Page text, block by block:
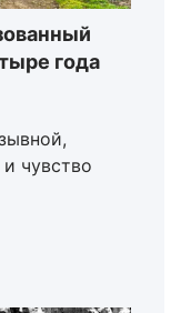
года
чувство